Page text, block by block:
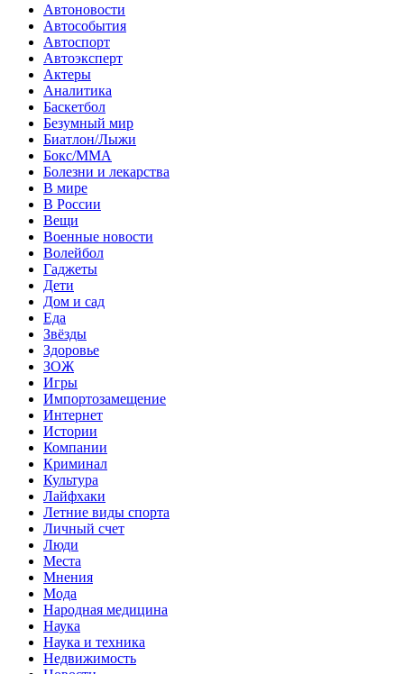
Автоновости
Автособытия
Автоспорт
Автоэксперт
Актеры
Аналитика
Баскетбол
Безумный мир
Биатлон/Лыжи
Бокс/MMA
Болезни и лекарства
В мире
В России
Вещи
Военные новости
Волейбол
Гаджеты
Дети
Дом и сад
Еда
Звёзды
Здоровье
ЗОЖ
Игры
Импортозамещение
Интернет
Истории
Компании
Криминал
Культура
Лайфхаки
Летние виды спорта
Личный счет
Люди
Места
Мнения
Мода
Народная медицина
Наука
Наука и техника
Недвижимость